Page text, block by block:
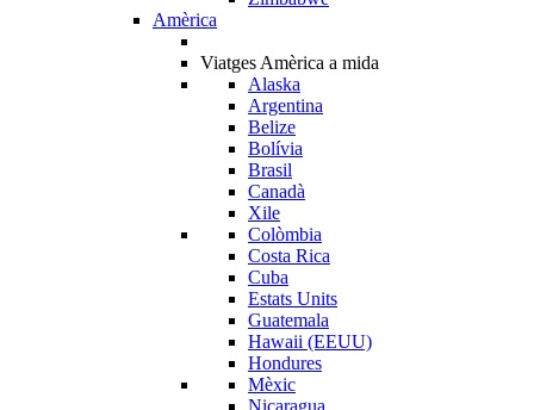
Amèrica
Viatges Amèrica a mida
Alaska
Argentina
Belize
Bolívia
Brasil
Canadà
Xile
Colòmbia
Costa Rica
Cuba
Estats Units
Guatemala
Hawaii (EEUU)
Hondures
Mèxic
Nicaragua